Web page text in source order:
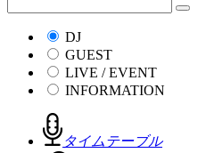
DJ
GUEST
LIVE / EVENT
INFORMATION
タイムテーブル